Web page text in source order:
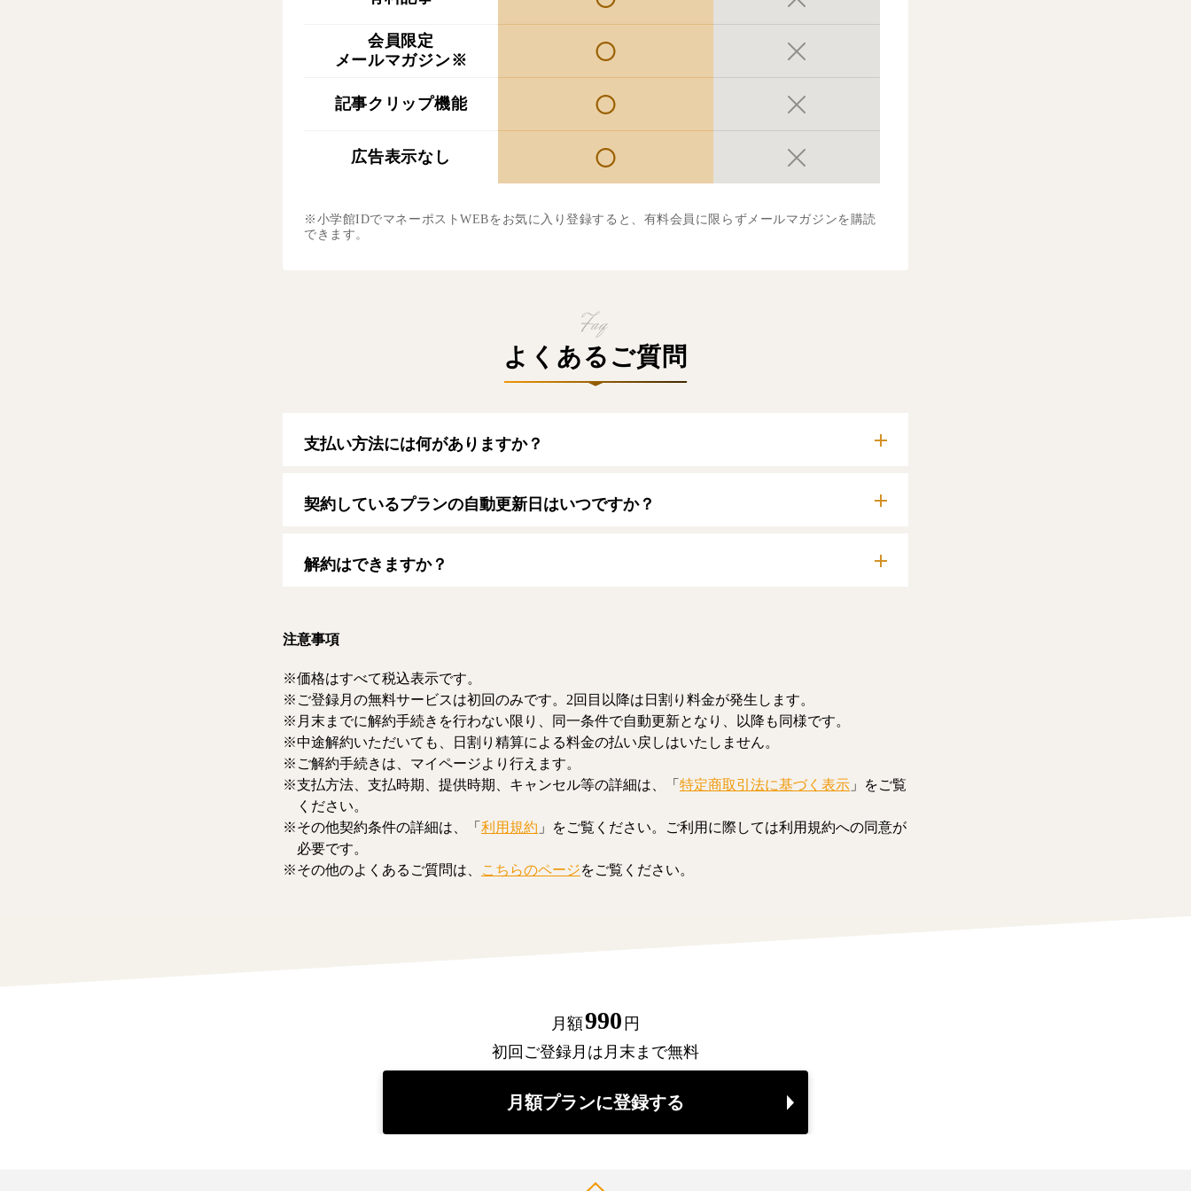
会員限定
メールマガジン※
記事クリップ機能
広告表示なし
※小学館IDでマネーポストWEBをお気に入り登録すると、有料会員に限らずメールマガジンを購読
できます。
よくあるご質問
支払い方法には何がありますか？
【クレジットカード】
VISA/MasterCard/JCB/American Express/Diners Club
契約しているプランの自動更新日はいつですか？
す。
解約はできますか？
注意事項
価格はすべて税込表示です。
ご登録月の無料サービスは初回のみです。2回目以降は日割り料金が発生します。
月末までに解約手続きを行わない限り、同一条件で自動更新となり、以降も同様です。
中途解約いただいても、日割り精算による料金の払い戻しはいたしません。
ご解約手続きは、マイページより行えます。
支払方法、支払時期、提供時期、キャンセル等の詳細は、「 特定商取引法に基づく表示 」をご覧
ください。
その他契約条件の詳細は、「 利用規約 」をご覧ください。ご利用に際しては利用規約への同意が
必要です。
その他のよくあるご質問は、
こちらのページをご覧ください。
月額990 円
初回ご登録月は月末まで無料
月額プランに登録する